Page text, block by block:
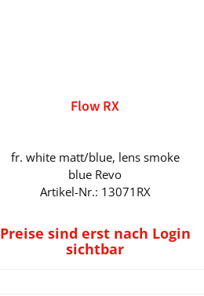
Flow RX
fr. white matt/blue, lens smoke
blue Revo
Artikel-Nr.: 13071RX
Preise sind erst nach Login
sichtbar